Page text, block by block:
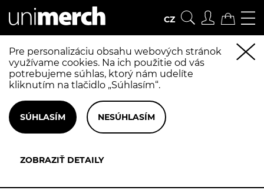
CZ
Pre personalizáciu obsahu webových stránok
využívame cookies. Na ich použitie od vás
potrebujeme súhlas, ktorý nám udelíte
kliknutím na tlačidlo „Súhlasím“.